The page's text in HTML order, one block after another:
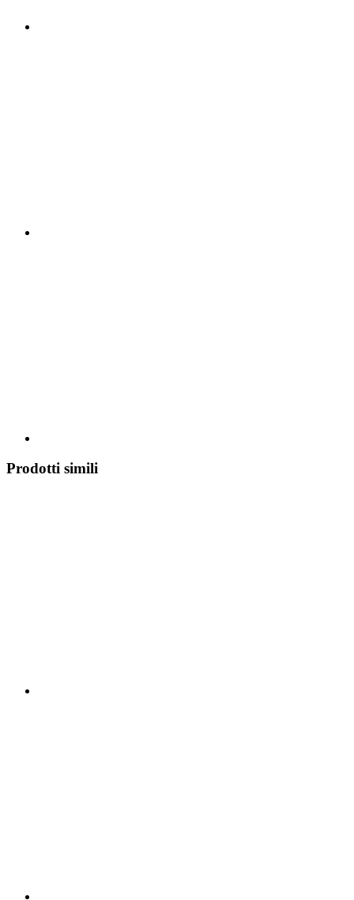
Prodotti simili